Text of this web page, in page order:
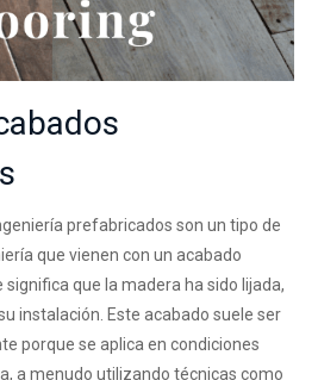
prefabricados son un tipo de
que vienen con un acabado
que la madera ha sido lijada,
instalación. Este acabado suele ser
porque se aplica en condiciones
a menudo utilizando técnicas como